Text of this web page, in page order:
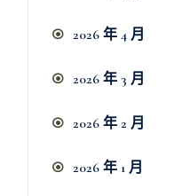
2026 年 4 月
2026 年 3 月
2026 年 2 月
2026 年 1 月